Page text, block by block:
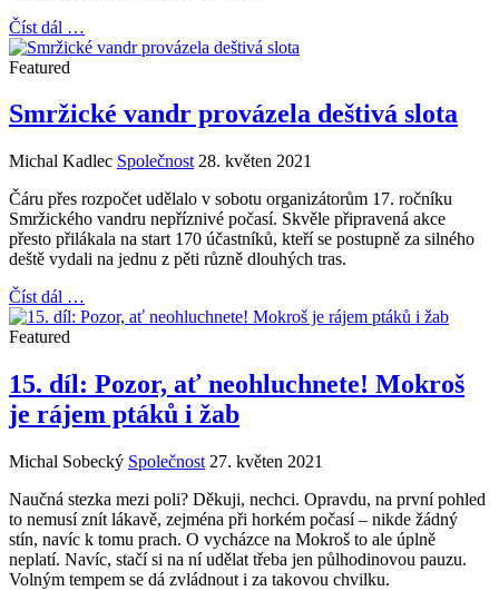
Číst dál …
Featured
Smržické vandr provázela deštivá slota
Michal Kadlec Společnost 28. květen 2021
Čáru přes rozpočet udělalo v sobotu organizátorům 17. ročníku
Smržického vandru nepříznivé počasí. Skvěle připravená akce
přesto přilákala na start 170 účastníků, kteří se postupně za silného
deště vydali na jednu z pěti různě dlouhých tras.
Číst dál …
Featured
15. díl: Pozor, ať neohluchnete! Mokroš
je rájem ptáků i žab
Michal Sobecký Společnost 27. květen 2021
Naučná stezka mezi poli? Děkuji, nechci. Opravdu, na první pohled
to nemusí znít lákavě, zejména při horkém počasí – nikde žádný
stín, navíc k tomu prach. O vycházce na Mokroš to ale úplně
neplatí. Navíc, stačí si na ní udělat třeba jen půlhodinovou pauzu.
Volným tempem se dá zvládnout i za takovou chvilku.